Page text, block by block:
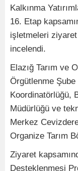
Kalkınma
16. Etap
işletmeleri
incelendi.
Elazığ Tarım ve
Örgütlenme Şube
Koordinatörlüğü,
Müdürlüğü ve
Merkez
Organize Tarım
Ziyaret
Desteklenmesi